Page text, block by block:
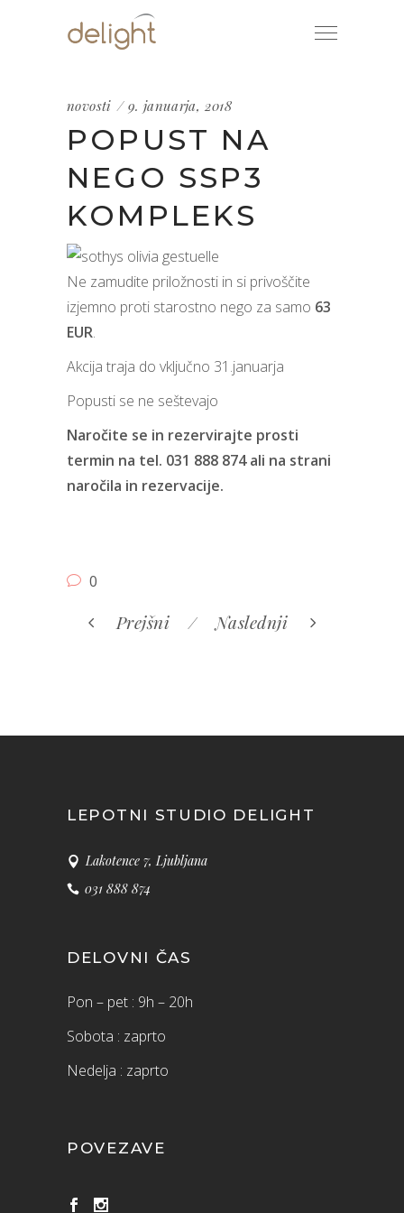
novosti 9. januarja, 2018
POPUST NA
NEGO SSP3 K
OMPLEKS
Ne zamudite priložnosti in si privoščite
izjemno proti starostno nego za samo 63
EUR.
Akcija traja do vključno 31.januarja
Popusti se ne seštevajo
Naročite se in rezervirajte prosti
termin na tel. 031 888 874 ali na strani
naročila in rezervacije.
0
Prejšni Naslednji
LEPOTNI STUDIO DELIGHT
Lakotence 7, Ljubljana
031 888 874
DELOVNI ČAS
Pon – pet : 9h – 20h
Sobota : zaprto
Nedelja : zaprto
POVEZAVE